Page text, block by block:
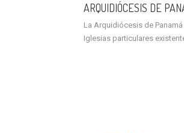
ARQUIDIÓCESIS DE
La Arquidiócesis de
Iglesias particulares